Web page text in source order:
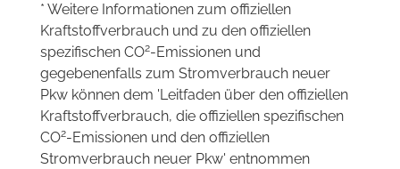
* Weitere Informationen zum offiziellen
Kraftstoffverbrauch und zu den offiziellen
spezifischen CO2-Emissionen und
gegebenenfalls zum Stromverbrauch neuer
Pkw können dem 'Leitfaden über den offiziellen
Kraftstoffverbrauch, die offiziellen spezifischen
CO2-Emissionen und den offiziellen
Stromverbrauch neuer Pkw' entnommen